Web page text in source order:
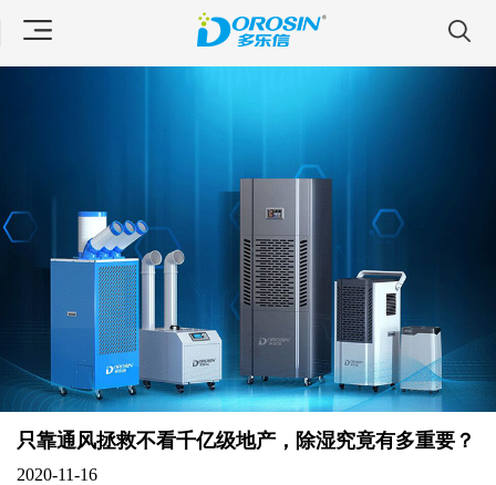
只靠通风拯救不看千亿级地产，除湿究竟有多重要？
2020-11-16